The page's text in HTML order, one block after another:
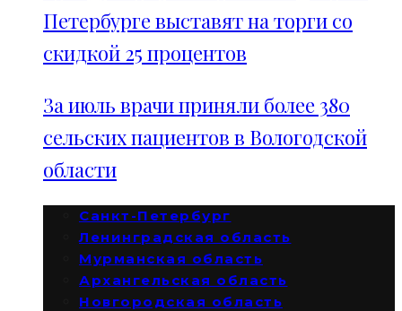
Петербурге выставят на торги со
скидкой 25 процентов
За июль врачи приняли более 380
сельских пациентов в Вологодской
области
Санкт-Петербург
Ленинградская область
Мурманская область
Архангельская область
Новгородская область